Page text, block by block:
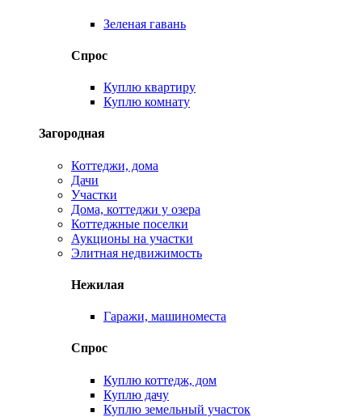
Зеленая гавань
Спрос
Куплю квартиру
Куплю комнату
Загородная
Коттеджи, дома
Дачи
Участки
Дома, коттеджи у озера
Коттеджные поселки
Аукционы на участки
Элитная недвижимость
Нежилая
Гаражи, машиноместа
Спрос
Куплю коттедж, дом
Куплю дачу
Куплю земельный участок